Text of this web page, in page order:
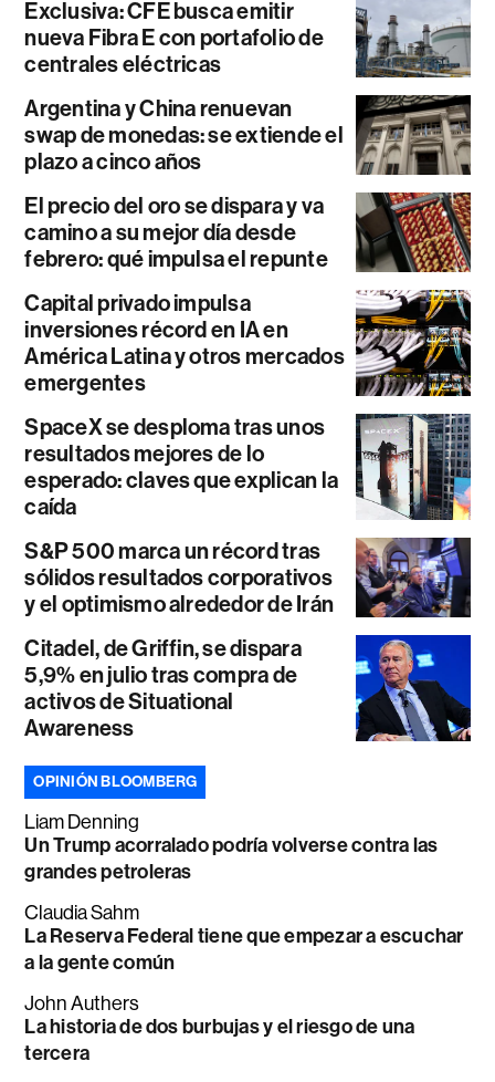
Exclusiva: CFE busca emitir
nueva Fibra E con portafolio de
centrales eléctricas
Argentina y China renuevan
swap de monedas: se extiende el
plazo a cinco años
El precio del oro se dispara y va
camino a su mejor día desde
febrero: qué impulsa el repunte
Capital privado impulsa
inversiones récord en IA en
América Latina y otros mercados
emergentes
SpaceX se desploma tras unos
resultados mejores de lo
esperado: claves que explican la
caída
S&P 500 marca un récord tras
sólidos resultados corporativos
y el optimismo alrededor de Irán
Citadel, de Griffin, se dispara
5,9% en julio tras compra de
activos de Situational
Awareness
OPINIÓN BLOOMBERG
Liam Denning
Un Trump acorralado podría volverse contra las
grandes petroleras
Claudia Sahm
La Reserva Federal tiene que empezar a escuchar
a la gente común
John Authers
La historia de dos burbujas y el riesgo de una
tercera